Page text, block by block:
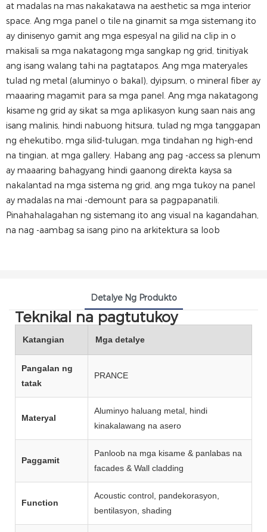
at madalas na mas nakakatawa na aesthetic sa mga interior
space. Ang mga panel o tile na ginamit sa mga sistemang ito
ay dinisenyo gamit ang mga espesyal na gilid na clip in o
makisali sa mga nakatagong mga sangkap ng grid, tinitiyak
ang isang walang tahi na pagtatapos. Ang mga materyales
tulad ng metal (aluminyo o bakal), dyipsum, o mineral fiber ay
maaaring magamit para sa mga panel. Ang mga nakatagong
kisame ng grid ay sikat sa mga aplikasyon kung saan nais ang
isang malinis, hindi nabuong hitsura, tulad ng mga tanggapan
ng ehekutibo, mga silid-tulugan, mga tindahan ng high-end
na tingian, at mga gallery. Habang ang pag -access sa plenum
ay maaaring bahagyang hindi gaanong direkta kaysa sa
nakalantad na mga sistema ng grid, ang mga tukoy na panel
ay madalas na mai -demount para sa pagpapanatili.
Pinahahalagahan ng sistemang ito ang visual na kagandahan,
na nag -aambag sa isang pino na arkitektura sa loob
Detalye Ng Produkto
Teknikal na pagtutukoy
Katangian Mga detalye
Pangalan ng
tatak
PRANCE
Materyal
Aluminyo haluang metal, hindi
kinakalawang na asero
Paggamit
Panloob na mga kisame & panlabas na
facades & Wall cladding
Function
Acoustic control, pandekorasyon,
bentilasyon, shading